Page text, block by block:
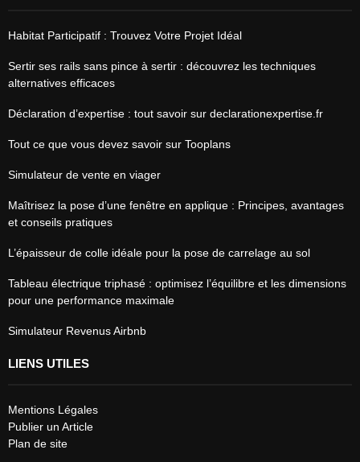
Habitat Participatif : Trouvez Votre Projet Idéal
Sertir ses rails sans pince à sertir : découvrez les techniques
alternatives efficaces
Déclaration d’expertise : tout savoir sur declarationexpertise.fr
Tout ce que vous devez savoir sur Tooplans
Simulateur de vente en viager
Maîtrisez la pose d’une fenêtre en applique : Principes, avantages
et conseils pratiques
L’épaisseur de colle idéale pour la pose de carrelage au sol
Tableau électrique triphasé : optimisez l’équilibre et les dimensions
pour une performance maximale
Simulateur Revenus Airbnb
LIENS UTILES
Mentions Légales
Publier un Article
Plan de site